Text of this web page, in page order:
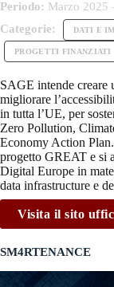
Periodo: Marzo 2025
Categorie:
DATI E
PROGETTI FINANZIATI
SAGE intende creare
migliorare
in tutta l’UE, per
Zero Pollution,
Economy Action
progetto GREAT e si
Digital Europe in
data infrastructure e
Visita il sito
SM4RTENANCE